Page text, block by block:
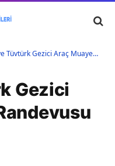
Gezici Araç Muayene Randevusu
Gezici